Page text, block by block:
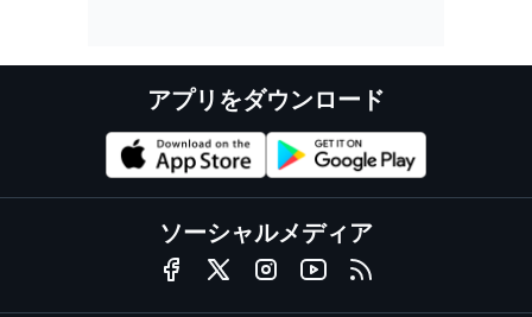
アプリをダウンロード
ソーシャルメディア